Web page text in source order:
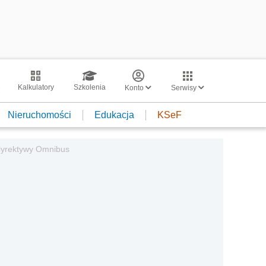
Kalkulatory Szkolenia Konto Serwisy
Nieruchomości Edukacja KSeF
Omnibus